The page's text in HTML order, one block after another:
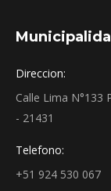
Direccion:
Calle Lima N°133
- 21431
Telefono:
+51 924 530 067